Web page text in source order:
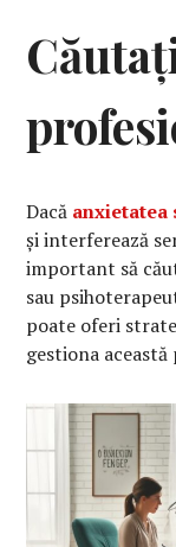
Dacă anxietatea
și interferează
important să
sau
poate oferi
gestiona această